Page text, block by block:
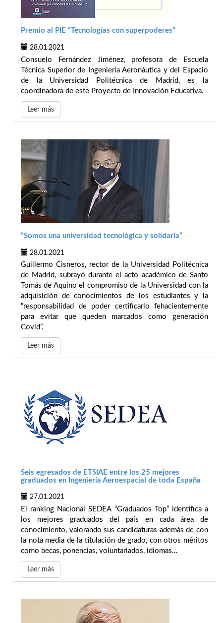
Premio al PIE “Tecnologías con superpoderes”
28.01.2021
Consuelo Fernández Jiménez, profesora de Escuela
Técnica Superior de Ingeniería Aeronáutica y del Espacio
de la Universidad Politécnica de Madrid, es la
coordinadora de este Proyecto de Innovación Educativa.
Leer más
“Somos una universidad tecnológica y solidaria”
28.01.2021
Guillermo Cisneros, rector de la Universidad Politécnica
de Madrid, subrayó durante el acto académico de Santo
Tomás de Aquino el compromiso de la Universidad con la
adquisición de conocimientos de los estudiantes y la
“responsabilidad de poder certificarlo fehacientemente
para evitar que queden marcados como generación
Covid”.
Leer más
Seis egresados de ETSIAE entre los 25 mejores
graduados en Ingeniería Aeroespacial de toda España
27.01.2021
El ranking Nacional SEDEA “Graduados Top” identifica a
los mejores graduados del país en cada área de
conocimiento, valorando sus candidaturas además de con
la nota media de la titulación de grado, con otros méritos
como becas, ponencias, voluntariados, idiomas…
Leer más